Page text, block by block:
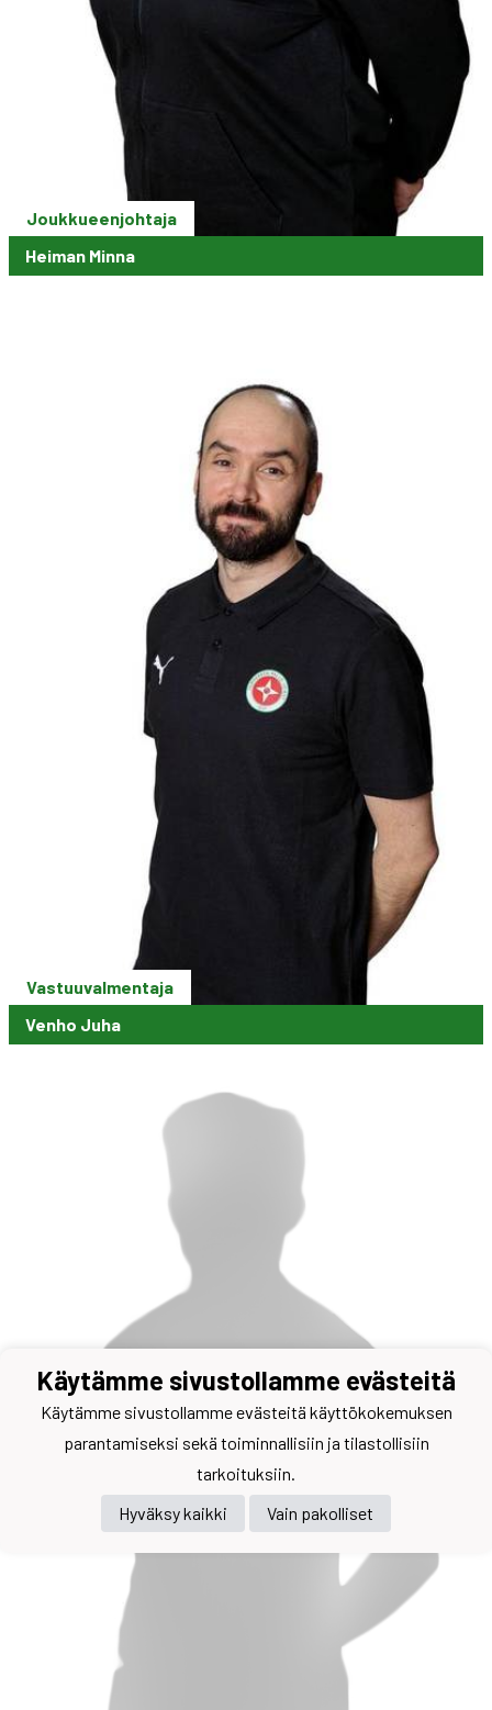
Joukkueenjohtaja
Heiman Minna
Vastuuvalmentaja
Venho Juha
Käytämme sivustollamme evästeitä
Käytämme sivustollamme evästeitä käyttökokemuksen
parantamiseksi sekä toiminnallisiin ja tilastollisiin
tarkoituksiin.
Hyväksy kaikki
Vain pakolliset